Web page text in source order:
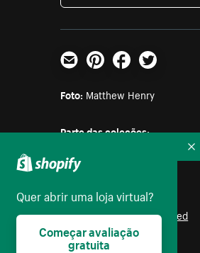
E-mailPinterestFacebookTwitter
Foto: Matthew Henry
Parte das coleções:
Bebês,
Crianças
Licença:
Burst Some Rights Reserved
Quer abrir uma loja virtual?
Começar avaliação
gratuita